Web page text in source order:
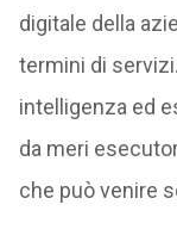
digitale della
termini di
intelligenza ed
da meri
che può venire